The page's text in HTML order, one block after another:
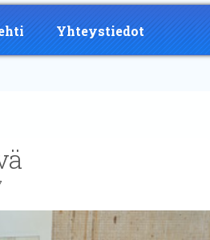
Yhteystiedot